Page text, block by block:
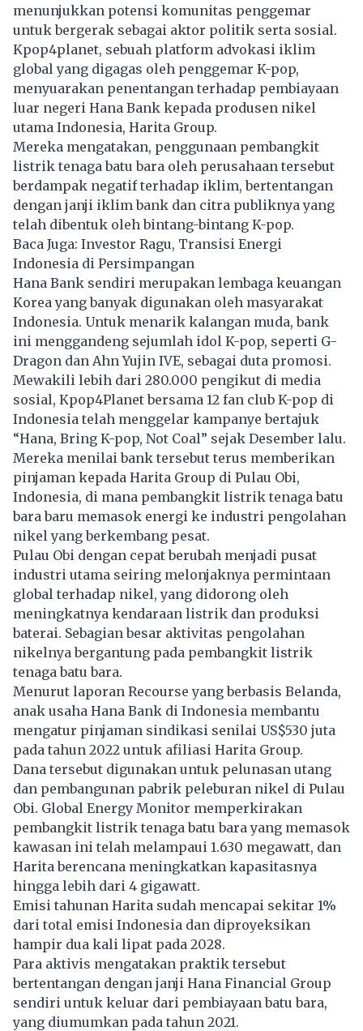
menunjukkan potensi komunitas penggemar
untuk bergerak sebagai aktor politik serta sosial.
Kpop4planet, sebuah platform advokasi iklim
global yang digagas oleh penggemar K-pop,
menyuarakan penentangan terhadap pembiayaan
luar negeri Hana Bank kepada produsen nikel
utama Indonesia, Harita Group.
Mereka mengatakan, penggunaan pembangkit
listrik tenaga batu bara oleh perusahaan tersebut
berdampak negatif terhadap iklim, bertentangan
dengan janji iklim bank dan citra publiknya yang
telah dibentuk oleh bintang-bintang K-pop.
Baca Juga: Investor Ragu, Transisi Energi
Indonesia di Persimpangan
Hana Bank sendiri merupakan lembaga keuangan
Korea yang banyak digunakan oleh masyarakat
Indonesia. Untuk menarik kalangan muda, bank
ini menggandeng sejumlah idol K-pop, seperti G-
Dragon dan Ahn Yujin IVE, sebagai duta promosi.
Mewakili lebih dari 280.000 pengikut di media
sosial, Kpop4Planet bersama 12 fan club K-pop di
Indonesia telah menggelar kampanye bertajuk
“Hana, Bring K-pop, Not Coal” sejak Desember lalu.
Mereka menilai bank tersebut terus memberikan
pinjaman kepada Harita Group di Pulau Obi,
Indonesia, di mana pembangkit listrik tenaga batu
bara baru memasok energi ke industri pengolahan
nikel yang berkembang pesat.
Pulau Obi dengan cepat berubah menjadi pusat
industri utama seiring melonjaknya permintaan
global terhadap nikel, yang didorong oleh
meningkatnya kendaraan listrik dan produksi
baterai. Sebagian besar aktivitas pengolahan
nikelnya bergantung pada pembangkit listrik
tenaga batu bara.
Menurut laporan Recourse yang berbasis Belanda,
anak usaha Hana Bank di Indonesia membantu
mengatur pinjaman sindikasi senilai US$530 juta
pada tahun 2022 untuk afiliasi Harita Group.
Dana tersebut digunakan untuk pelunasan utang
dan pembangunan pabrik peleburan nikel di Pulau
Obi. Global Energy Monitor memperkirakan
pembangkit listrik tenaga batu bara yang memasok
kawasan ini telah melampaui 1.630 megawatt, dan
Harita berencana meningkatkan kapasitasnya
hingga lebih dari 4 gigawatt.
Emisi tahunan Harita sudah mencapai sekitar 1%
dari total emisi Indonesia dan diproyeksikan
hampir dua kali lipat pada 2028.
Para aktivis mengatakan praktik tersebut
bertentangan dengan janji Hana Financial Group
sendiri untuk keluar dari pembiayaan batu bara,
yang diumumkan pada tahun 2021.